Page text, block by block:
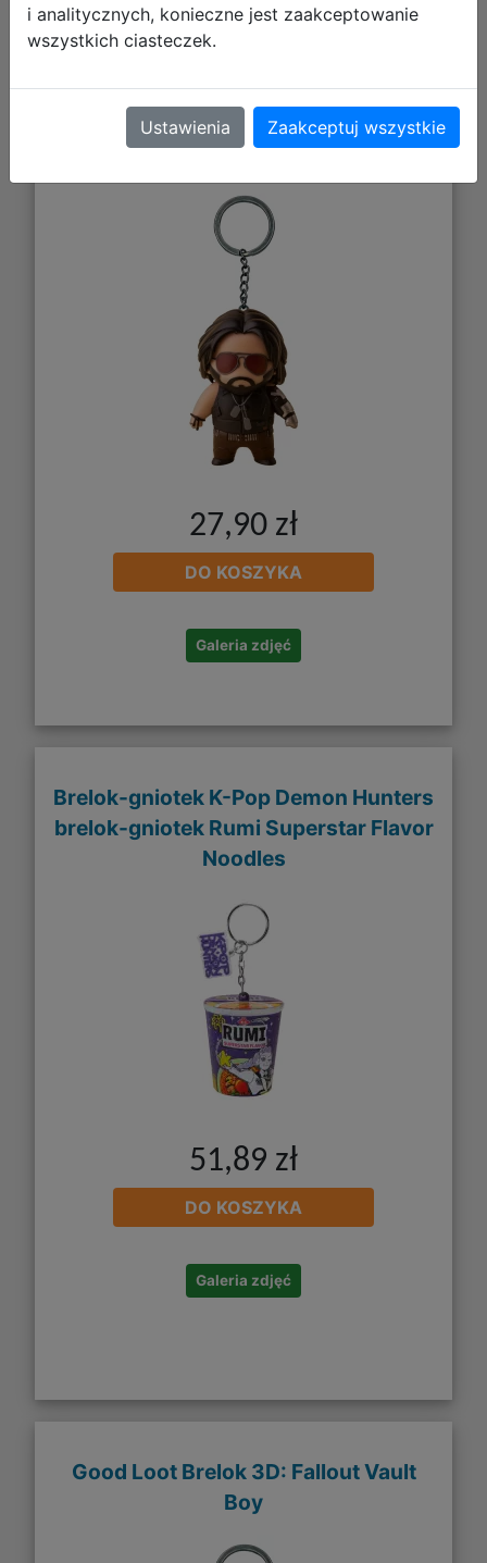
Good Loot Brelok 3D: Cyberpunk
2077 Johnny Silverhand
27,90 zł
DO KOSZYKA
Galeria zdjęć
Brelok-gniotek K-Pop Demon Hunters
brelok-gniotek Rumi Superstar Flavor
Noodles
51,89 zł
DO KOSZYKA
Galeria zdjęć
Good Loot Brelok 3D: Fallout Vault
Boy
i analitycznych, konieczne jest zaakceptowanie
wszystkich ciasteczek.
Ustawienia Zaakceptuj wszystkie